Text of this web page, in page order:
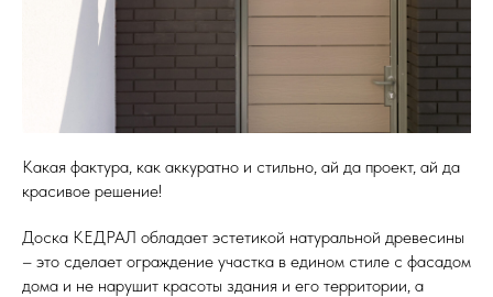
Какая фактура, как аккуратно и стильно, ай да проект, ай да
красивое решение!
Доска КЕДРАЛ обладает эстетикой натуральной древесины
– это сделает ограждение участка в едином стиле с фасадом
дома и не нарушит красоты здания и его территории, а